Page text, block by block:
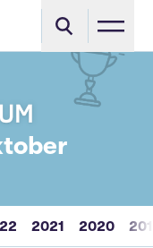
2021 2020